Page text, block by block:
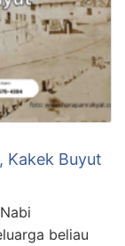
Kakek Buyut
beliau